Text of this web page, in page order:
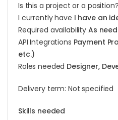
Is this a project or a position?
I currently have I have an
Required availability As
API Integrations Payment
etc.)
Roles needed Designer,
Delivery term: Not specified
Skills needed